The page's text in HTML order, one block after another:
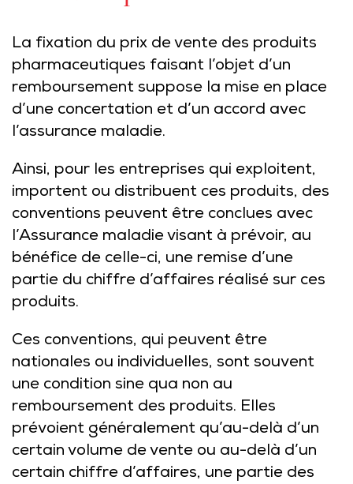
La fixation du prix de vente des produits
pharmaceutiques faisant l’objet d’un
remboursement suppose la mise en place
d’une concertation et d’un accord avec
l’assurance maladie.
Ainsi, pour les entreprises qui exploitent,
importent ou distribuent ces produits, des
conventions peuvent être conclues avec
l’Assurance maladie visant à prévoir, au
bénéfice de celle-ci, une remise d’une
partie du chiffre d’affaires réalisé sur ces
produits.
Ces conventions, qui peuvent être
nationales ou individuelles, sont souvent
une condition sine qua non au
remboursement des produits. Elles
prévoient généralement qu’au-delà d’un
certain volume de vente ou au-delà d’un
certain chiffre d’affaires, une partie des